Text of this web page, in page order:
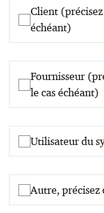
Client
échéant)
Fournisseur
le cas échéant)
Utilisateur du
Autre, précisez